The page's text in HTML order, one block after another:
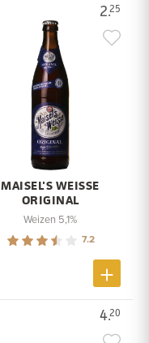
2.25
MAISEL'S WEISSE
ORIGINAL
Weizen 5,1%
7.2
4.20